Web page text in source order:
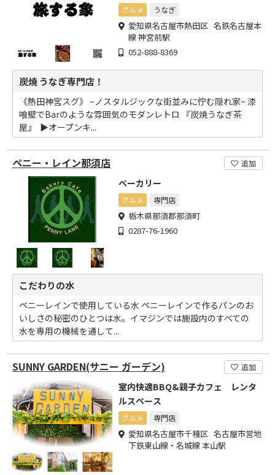
ぎ!
グルメ うなぎ
愛知県名古屋市熱田区 名鉄名古屋本
線 神宮前駅
052-888-8369
炭焼 うなぎ専門店！
《熱田神宮スグ》 ~ノスタルジックな街並みに佇む隠れ家~ 漆
喰壁でBarのような雰囲気のモダンレトロ 『炭焼うなぎ茶
屋』 ⁡ ▶︎オープンキ...
ペニー・レイン那須店 追加
ベーカリー
グルメ 専門店
栃木県那須郡那須町
0287-76-1960
こだわりの水
ペニーレインで使用している水 ペニーレインで作るパンのお
いしさの秘密のひとつは水。イマジンでは施設内のすべての
水を専用の機械を通して...
SUNNY GARDEN(サニー ガーデン) 追加
室内快適BBQ&親子カフェ レンタ
ルスペース
グルメ 専門店
愛知県名古屋市千種区 名古屋市営地
下鉄東山線・名城線 本山駅